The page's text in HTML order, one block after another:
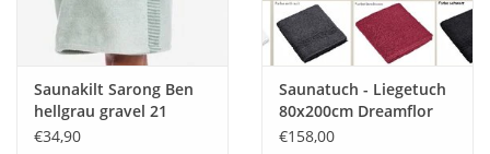
Saunakilt Sarong Ben
hellgrau gravel 21
Onesize
€34,90
Saunatuch - Liegetuch
80x200cm Dreamflor
Weseta Switzerland
€158,00